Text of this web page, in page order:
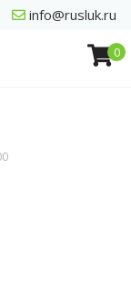
info@rusluk.ru
0